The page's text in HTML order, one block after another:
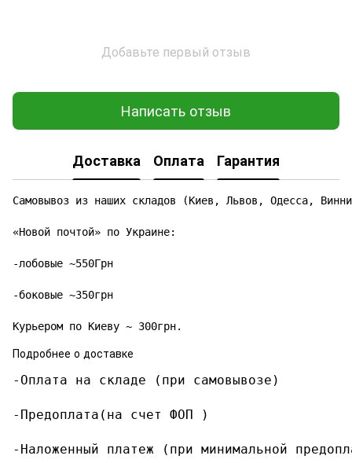
Добавьте первый отзыв
Написать отзыв
Доставка Оплата Гарантия
Самовывоз из наших складов (Киев, Львов, Одесса,
«Новой почтой» по Украине:
-лобовые ~550Грн
-боковые ~350грн
Курьером по Киеву ~ 300грн.
Подробнее о доставке
-Оплата на складе (при самовывозе)
-Предоплата(на счет ФОП )
-Наложенный платеж (при минимальной